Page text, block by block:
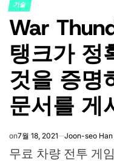
POSTED
IN
기술
War
탱크가 정
것을 증명
문서를 게
on7월 18, 2021 Joon-seo Han
무료 차량 전투 게